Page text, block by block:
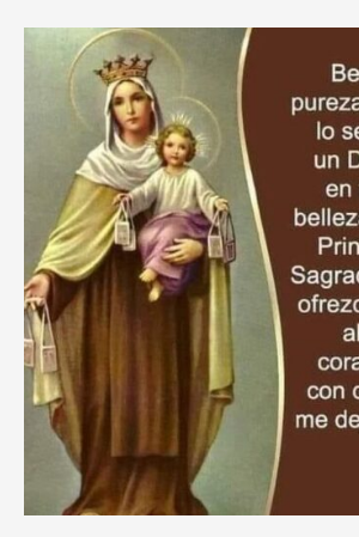
procedimiento
encuentra
protección